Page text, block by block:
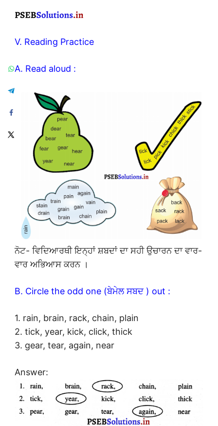
V. Reading Practice
A. Read aloud :
ਨੋਟ- ਵਿਦਿਆਰਥੀ ਇਨ੍ਹਾਂ ਸ਼ਬਦਾਂ ਦਾ ਸਹੀ ਉਚਾਰਨ ਦਾ ਵਾਰ-
ਵਾਰ ਅਭਿਆਸ ਕਰਨ ।
B. Circle the odd one (ਬੇਮੇਲ ਸਬਦ ) out :
1. rain, brain, rack, chain, plain
2. tick, year, kick, click, thick
3. gear, tear, again, near
Answer: